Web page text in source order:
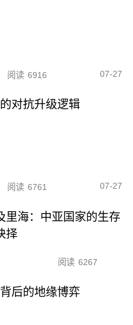
阅读 6916 07-27
对抗升级逻辑
阅读 6761 07-27
里海：中亚国家的生存
择
阅读 6267
后的地缘博弈